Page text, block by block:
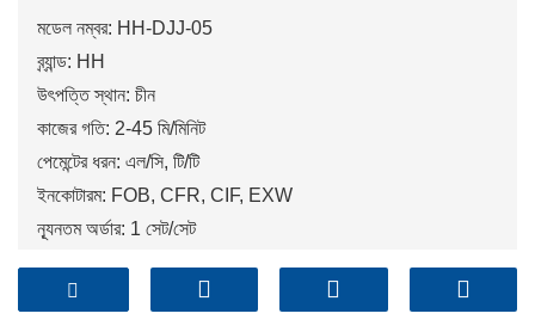
মডেল নম্বর: HH-DJJ-05
ব্র্যান্ড: HH
উৎপত্তি স্থান: চীন
কাজের গতি: 2-45 মি/মিনিট
পেমেন্টের ধরন: এল/সি, টি/টি
ইনকোটারম: FOB, CFR, CIF, EXW
ন্যূনতম অর্ডার: 1 সেট/সেট